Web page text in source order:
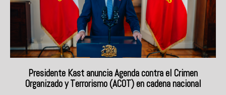
Presidente Kast anuncia Agenda contra el Crimen
Organizado y Terrorismo (ACOT) en cadena nacional